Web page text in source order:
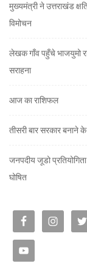
मुख्यमंत्री ने उत्तराखंड
विमोचन
लेखक गाँव पहुँचे भाजयुमो
सराहना
आज का राशिफल
तीसरी बार सरकार
जनपदीय जूडो
घोषित